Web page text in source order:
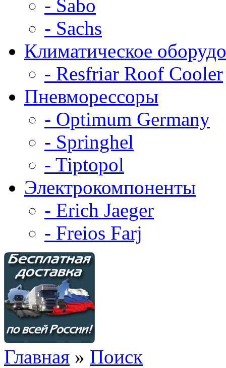
- Sabo
- Sachs
Климатическое
- Resfriar Roof Cooler
Пневморессоры
- Optimum Germany
- Springhel
- Tiptopol
Электрокомпоненты
- Erich Jaeger
- Freios Farj
Главная » Поиск